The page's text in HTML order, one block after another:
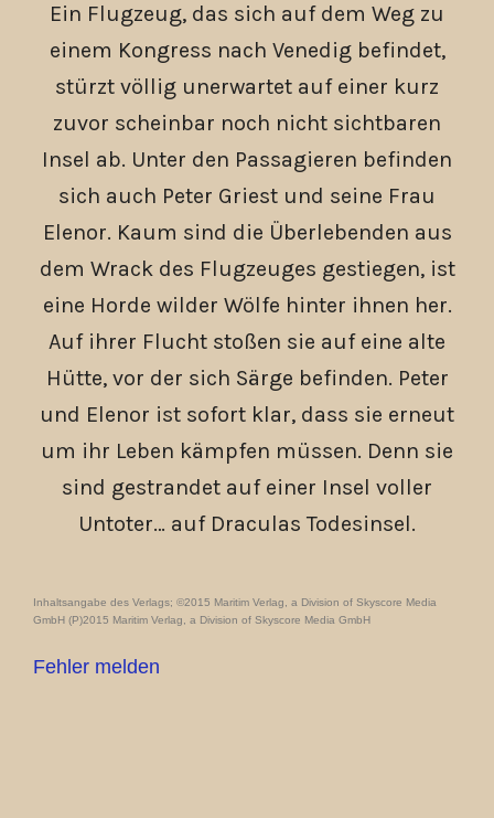
Ein Flugzeug, das sich auf dem Weg zu
einem Kongress nach Venedig befindet,
stürzt völlig unerwartet auf einer kurz
zuvor scheinbar noch nicht sichtbaren
Insel ab. Unter den Passagieren befinden
sich auch Peter Griest und seine Frau
Elenor. Kaum sind die Überlebenden aus
dem Wrack des Flugzeuges gestiegen, ist
eine Horde wilder Wölfe hinter ihnen her.
Auf ihrer Flucht stoßen sie auf eine alte
Hütte, vor der sich Särge befinden. Peter
und Elenor ist sofort klar, dass sie erneut
um ihr Leben kämpfen müssen. Denn sie
sind gestrandet auf einer Insel voller
Untoter… auf Draculas Todesinsel.
Inhaltsangabe des Verlags; ©2015 Maritim Verlag, a Division of Skyscore Media
GmbH (P)2015 Maritim Verlag, a Division of Skyscore Media GmbH
Fehler melden